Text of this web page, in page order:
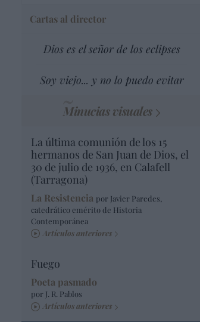
Cartas al director
Dios es el señor de los eclipses
Soy viejo... y no lo puedo evitar
Minucias visuales
La última comunión de los 15
hermanos de San Juan de Dios, el
30 de julio de 1936, en Calafell
(Tarragona)
La Resistencia por Javier Paredes,
catedrático emérito de Historia
Contemporánea
Artículos anteriores
Fuego
Poeta pasmado
por J. R. Pablos
Artículos anteriores